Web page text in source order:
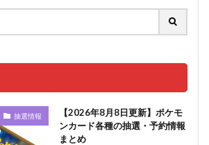
抽選情報
【2026年8月8日更新】ポケモ
ンカード各種の抽選・予約情報
まとめ